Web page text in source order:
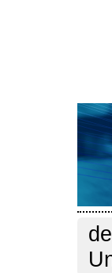
CAPA
Capa>